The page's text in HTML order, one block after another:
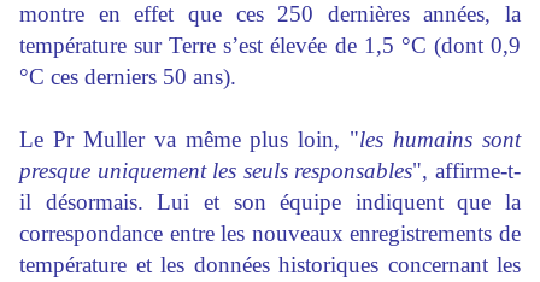
montre en effet que ces 250 dernières années, la
température sur Terre s’est élevée de 1,5 °C (dont 0,9
°C ces derniers 50 ans).
Le Pr Muller va même plus loin, "les humains sont
presque uniquement les seuls responsables", affirme-t-
il désormais. Lui et son équipe indiquent que la
correspondance entre les nouveaux enregistrements de
température et les données historiques concernant les